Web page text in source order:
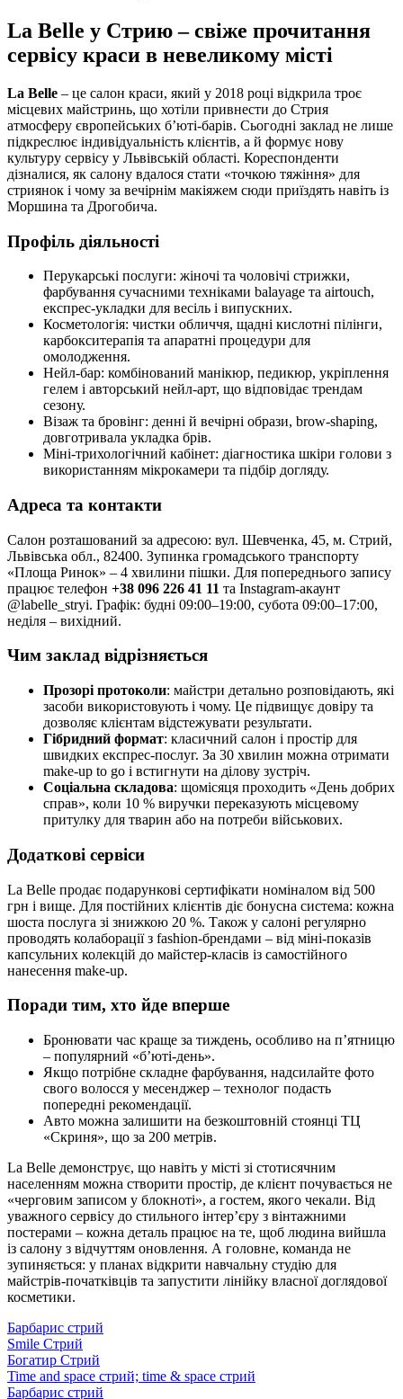
La Belle у Стрию – свіже прочитання
сервісу краси в невеликому місті
La Belle – це салон краси, який у 2018 році відкрила троє
місцевих майстринь, що хотіли привнести до Стрия
атмосферу європейських б’юті-барів. Сьогодні заклад не лише
підкреслює індивідуальність клієнтів, а й формує нову
культуру сервісу у Львівській області. Кореспонденти
дізналися, як салону вдалося стати «точкою тяжіння» для
стриянок і чому за вечірнім макіяжем сюди приїздять навіть із
Моршина та Дрогобича.
Профіль діяльності
Перукарські послуги: жіночі та чоловічі стрижки,
фарбування сучасними техніками balayage та airtouch,
експрес-укладки для весіль і випускних.
Косметологія: чистки обличчя, щадні кислотні пілінги,
карбокситерапія та апаратні процедури для
омолодження.
Нейл-бар: комбінований манікюр, педикюр, укріплення
гелем і авторський нейл-арт, що відповідає трендам
сезону.
Візаж та бровінг: денні й вечірні образи, brow-shaping,
довготривала укладка брів.
Міні-трихологічний кабінет: діагностика шкіри голови з
використанням мікрокамери та підбір догляду.
Адреса та контакти
Салон розташований за адресою: вул. Шевченка, 45, м. Стрий,
Львівська обл., 82400. Зупинка громадського транспорту
«Площа Ринок» – 4 хвилини пішки. Для попереднього запису
працює телефон +38 096 226 41 11 та Instagram-акаунт
@labelle_stryi. Графік: будні 09:00–19:00, субота 09:00–17:00,
неділя – вихідний.
Чим заклад відрізняється
Прозорі протоколи: майстри детально розповідають, які
засоби використовують і чому. Це підвищує довіру та
дозволяє клієнтам відстежувати результати.
Гібридний формат: класичний салон і простір для
швидких експрес-послуг. За 30 хвилин можна отримати
make-up to go і встигнути на ділову зустріч.
Соціальна складова: щомісяця проходить «День добрих
справ», коли 10 % виручки переказують місцевому
притулку для тварин або на потреби військових.
Додаткові сервіси
La Belle продає подарункові сертифікати номіналом від 500
грн і вище. Для постійних клієнтів діє бонусна система: кожна
шоста послуга зі знижкою 20 %. Також у салоні регулярно
проводять колаборації з fashion-брендами – від міні-показів
капсульних колекцій до майстер-класів із самостійного
нанесення make-up.
Поради тим, хто йде вперше
Бронювати час краще за тиждень, особливо на п’ятницю
– популярний «б’юті-день».
Якщо потрібне складне фарбування, надсилайте фото
свого волосся у месенджер – технолог подасть
попередні рекомендації.
Авто можна залишити на безкоштовній стоянці ТЦ
«Скриня», що за 200 метрів.
La Belle демонструє, що навіть у місті зі стотисячним
населенням можна створити простір, де клієнт почувається не
«черговим записом у блокноті», а гостем, якого чекали. Від
уважного сервісу до стильного інтер’єру з вінтажними
постерами – кожна деталь працює на те, щоб людина вийшла
із салону з відчуттям оновлення. А головне, команда не
зупиняється: у планах відкрити навчальну студію для
майстрів-початківців та запустити лінійку власної доглядової
косметики.
Барбарис стрий
Smile Стрий
Богатир Стрий
Time and space стрий; time & space стрий
Барбарис стрий